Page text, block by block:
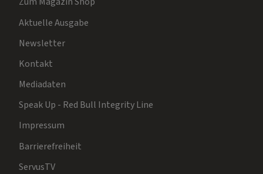
Aktuelle Ausgabe
Newsletter
Kontakt
Mediadaten
Speak Up - Red Bull Integrity Line
Impressum
Barrierefreiheit
ServusTV